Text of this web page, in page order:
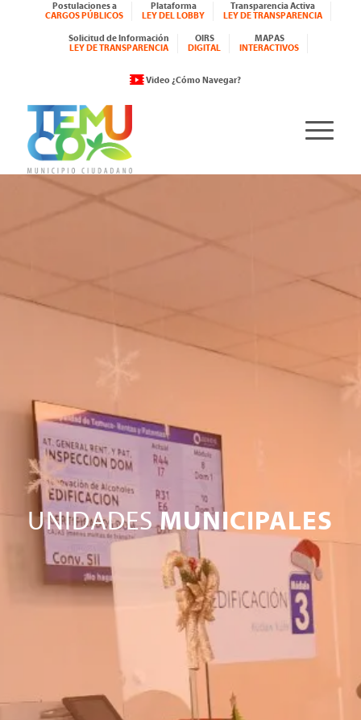
Postulaciones a
CARGOS PÚBLICOS
Plataforma
LEY DEL LOBBY
Transparencia Activa
LEY DE TRANSPARENCIA
Solicitud de Información
LEY DE TRANSPARENCIA
OIRS
DIGITAL
MAPAS
INTERACTIVOS
Video ¿Cómo Navegar?
UNIDADESMUNICIPALES